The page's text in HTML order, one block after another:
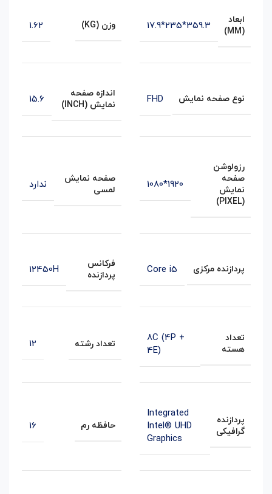
ابعاد
(MM)
359.3*235*17.9 وزن (KG) 1.62
نوع صفحه نمایش FHD
اندازه صفحه
نمایش (INCH)
15.6
رزولوشن
صفحه
نمایش
(PIXEL)
1920*1080
صفحه نمایش
لمسی
ندارد
پردازنده مرکزی Core i5
فرکانس
پردازنده
12450H
تعداد
هسته
8C (4P +
4E)
تعداد رشته 12
پردازنده
گرافیکی
Integrated
Intel® UHD
Graphics
حافظه رم 16